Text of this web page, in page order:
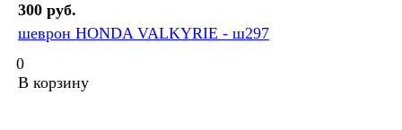
300 руб.
шеврон HONDA VALKYRIE - ш297
0
В корзину